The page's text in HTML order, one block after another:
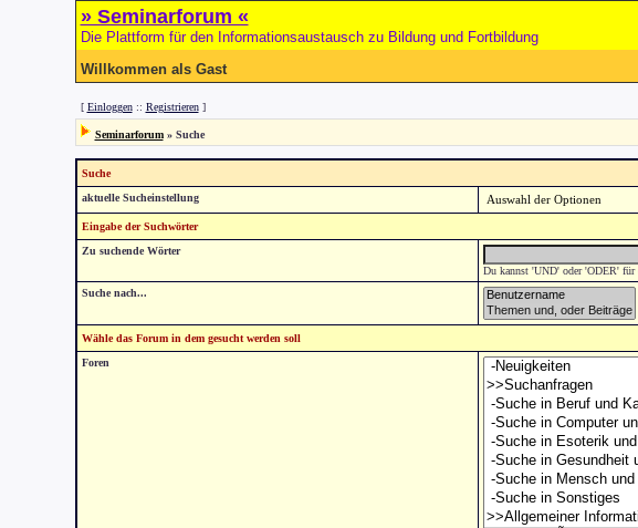
» Seminarforum «
Die Plattform für den Informationsaustausch zu Bildung und Fortbildung
Willkommen als Gast
[ Einloggen:: Registrieren]
Seminarforum» Suche
Suche
aktuelle Sucheinstellung
Eingabe der Suchwörter
Zu suchende Wörter
Du kannst 'UND' oder 'ODER' für
Suche nach...
Wähle das Forum in dem gesucht werden soll
Foren